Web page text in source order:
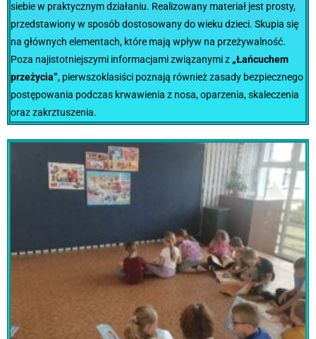
siebie w praktycznym działaniu. Realizowany materiał jest prosty,
przedstawiony w sposób dostosowany do wieku dzieci. Skupia się
na głównych elementach, które mają wpływ na przeżywalność.
Poza najistotniejszymi informacjami związanymi z „Łańcuchem
przeżycia”, pierwszoklasiści poznają również zasady bezpiecznego
postępowania podczas krwawienia z nosa, oparzenia, skaleczenia
oraz zakrztuszenia.